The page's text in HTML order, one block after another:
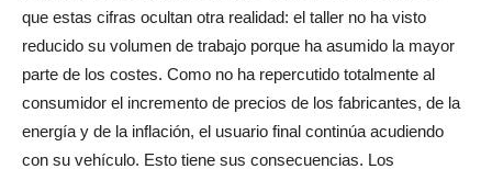
que estas cifras ocultan otra realidad: el taller no ha visto
reducido su volumen de trabajo porque ha asumido la mayor
parte de los costes. Como no ha repercutido totalmente al
consumidor el incremento de precios de los fabricantes, de la
energía y de la inflación, el usuario final continúa acudiendo
con su vehículo. Esto tiene sus consecuencias. Los